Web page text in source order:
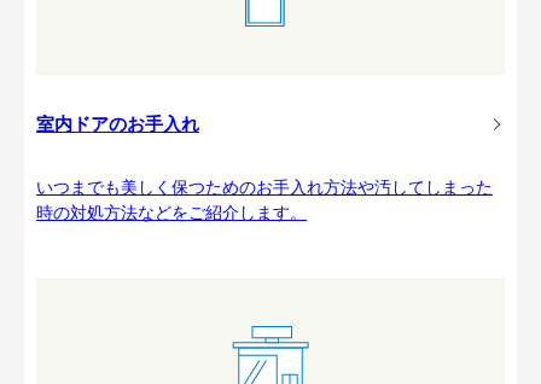
室内ドアのお手入れ
いつまでも美しく保つためのお手入れ方法や汚してしまった
時の対処方法などをご紹介します。